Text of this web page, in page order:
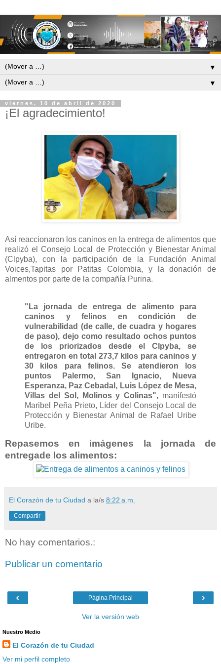
▼
▼
viernes, 10 de abril de 2020
¡El agradecimiento!
Así reaccionaron los caninos en la entrega de alimentos que
realizó el Consejo Local de Protección y Bienestar Animal
(Clpyba), con la participación de la Fundación Animal
Voices,Tapitas por Patitas Colombia, y la donación de
almentos por parte de la compañía Purina.
"La jornada de entrega de alimento para
caninos y felinos en condición de
vulnerabilidad (de calle, de cuadra y hogares
de paso), dejo como resultado ochos puntos
de los priorizados desde el Clpyba, se
entregaron en total 273,7 kilos para caninos y
30 kilos para felinos. Se atendieron los
puntos Palermo, San Ignacio, Nueva
Esperanza, Paz Cebadal, Luis López de Mesa,
Villas del Sol, Molinos y Colinas", manifestó
Maribel Peña Prieto, Líder del Consejo Local de
Protección y Bienestar Animal de Rafael Uribe
Uribe.
Repasemos en imágenes la jornada de
entregade los alimentos:
El Corazón de tu Ciudad a la/s 8:22 a.m.
Compartir
No hay comentarios.:
Publicar un comentario
‹ ›
Página Principal
Ver la versión web
Nuestro Medio
El Corazón de tu Ciudad
Ver mi perfil completo